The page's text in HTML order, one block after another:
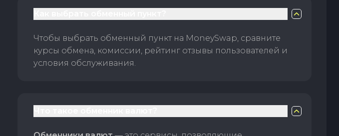
Чтобы выбрать обменный пункт на MoneySwap, сравните
курсы обмена, комиссии, рейтинг отзывы пользователей и
условия обслуживания.